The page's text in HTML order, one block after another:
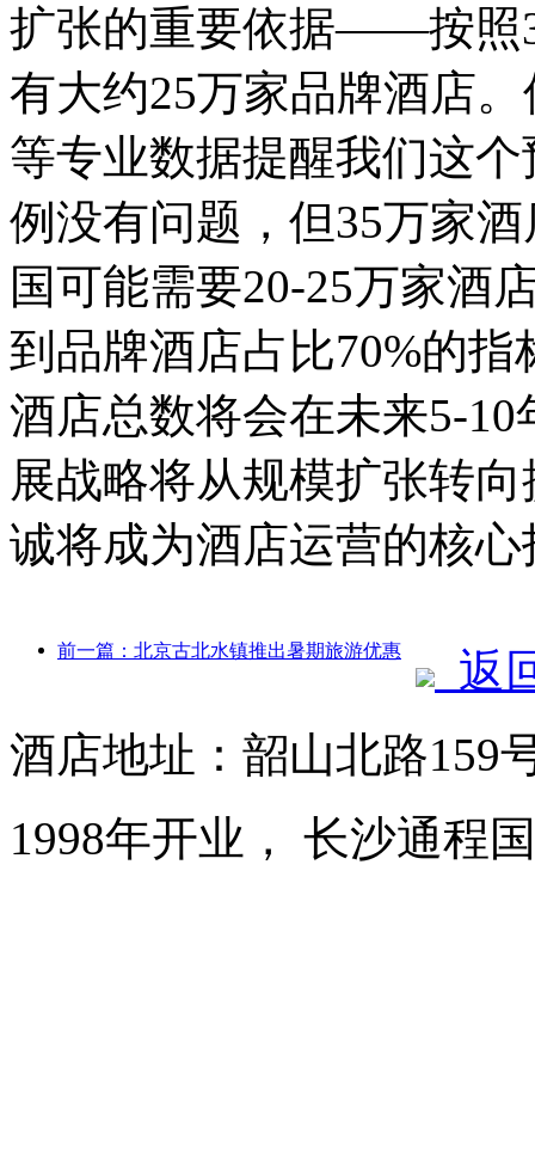
扩张的重要依据——按照
有大约25万家品牌酒店
等专业数据提醒我们这
例没有问题，但35万家
国可能需要20-25万家酒
到品牌酒店占比70%的
酒店总数将会在未来5-
展战略将从规模扩张转
诚将成为酒店运营的核心
前一篇：北京古北水镇推出暑期旅游优惠
返
酒店地址：韶山北路159
1998年开业， 长沙通